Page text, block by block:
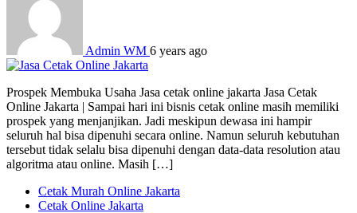
Admin WM 6 years ago
Prospek Membuka Usaha Jasa cetak online jakarta Jasa Cetak
Online Jakarta | Sampai hari ini bisnis cetak online masih memiliki
prospek yang menjanjikan. Jadi meskipun dewasa ini hampir
seluruh hal bisa dipenuhi secara online. Namun seluruh kebutuhan
tersebut tidak selalu bisa dipenuhi dengan data-data resolution atau
algoritma atau online. Masih […]
Cetak Murah Online Jakarta
Cetak Online Jakarta